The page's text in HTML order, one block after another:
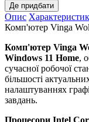
Де придбати
Опис
Комп'ютер Vinga
Комп'ютер Vinga
Windows 11 Home,
сучасної робочої
більшості
налаштуваннях
завдань.
Процесори Intel